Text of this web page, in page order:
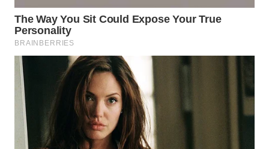
WN
INDRAMAYU
WN
WN
MAJALENGKA
WN